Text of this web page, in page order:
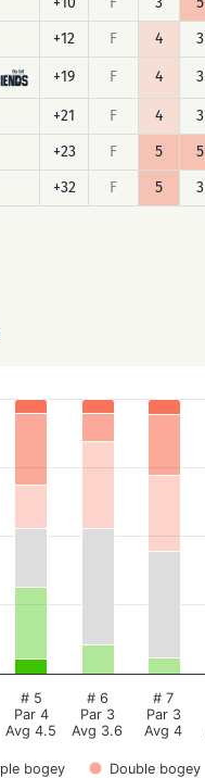
+12 F 4 3
+19 F 4 3
+21 F 4 3
+23 F 5 5
+32 F 5 3
bogey Double bogey
# 5
Par 4
Avg 4.5
# 6
Par 3
Avg 3.6
# 7
Par 3
Avg 4